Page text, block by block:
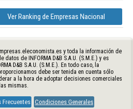
Ver Ranking de Empresas Nacional
y toda la información de
de INFORMA D&B S.A.U. (S.M.E.) y es
D&B S.A.U. (S.M.E.). En todo caso, la
debe ser tenida en cuenta sólo
a la hora de adoptar decisiones comerciales
mismas.
Frecuentes Condiciones Generales